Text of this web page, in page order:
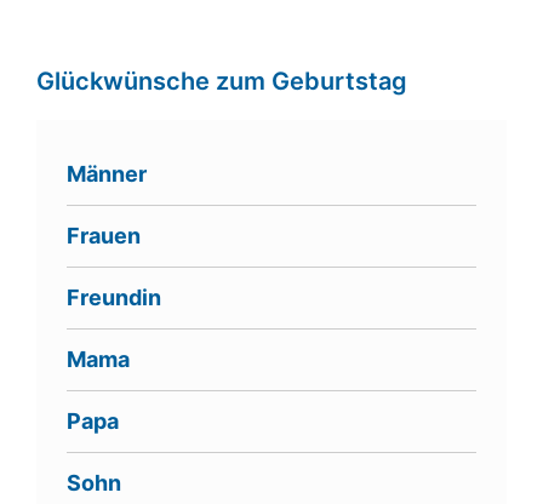
Glückwünsche zum Geburtstag
Männer
Frauen
Freundin
Mama
Papa
Sohn